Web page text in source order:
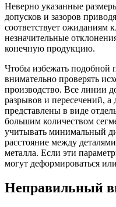
Неверно указанные
допусков и зазоров
соответствует ожиданиям
незначительные
конечную продукцию.
Чтобы избежать подобной
внимательно проверять
производство. Все линии
разрывов и пересечений,
представлены в виде
большим количеством
учитывать минимальный
расстояние между
металла. Если эти
могут деформироваться
Неправильный